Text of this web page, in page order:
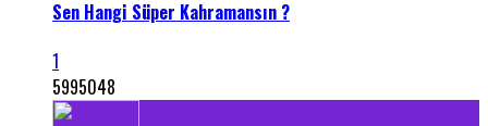
Sen Hangi Süper Kahramansın ?
1
5995048